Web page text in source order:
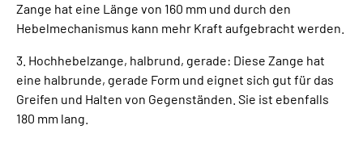
Zange hat eine Länge von 160 mm und durch den
Hebelmechanismus kann mehr Kraft aufgebracht werden.
3. Hochhebelzange, halbrund, gerade: Diese Zange hat
eine halbrunde, gerade Form und eignet sich gut für das
Greifen und Halten von Gegenständen. Sie ist ebenfalls
180 mm lang.